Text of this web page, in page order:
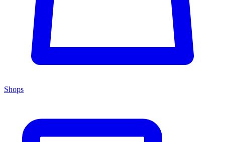
Shops